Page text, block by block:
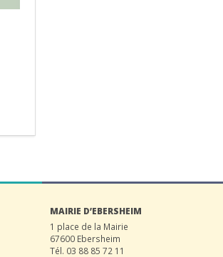
MAIRIE D’EBERSHEIM
1 place de la Mairie
67600 Ebersheim
Tél. 03 88 85 72 11